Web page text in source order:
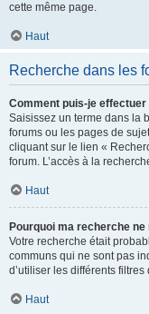
cette même page.
Haut
Recherche dans les
Comment puis-je
Saisissez un terme dans la
forums ou les pages de
cliquant sur le lien «
forum. L’accès à la
Haut
Pourquoi ma recherche
Votre recherche était
communs qui ne sont pas
d’utiliser les différents
Haut